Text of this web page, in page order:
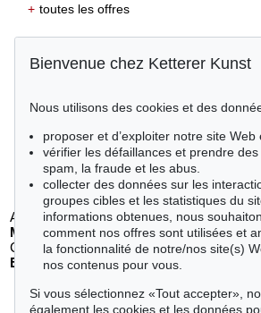
+ toutes les offres
Auction 610 - Lot 426000268
MARC CHAGALL
Chagall Lithographe. Mit Orig.-Zeichnung von Chagall ,
Estimation:€ 3,000
Bienvenue chez Ketterer Kunst
Nous utilisons des cookies et des
proposer et d’exploiter notre site Web
vérifier les défaillances et prendre
spam, la fraude et les abus.
collecter des données sur les
groupes cibles et les statistiques du
informations obtenues, nous
comment nos offres sont utilisées et
la fonctionnalité de notre/nos site(s)
nos contenus pour vous.
Si vous sélectionnez «Tout accepter»,
également les cookies et les données